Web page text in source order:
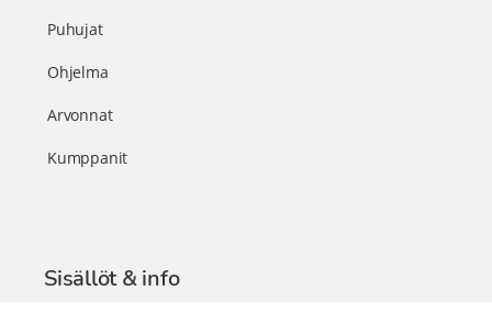
Puhujat
Ohjelma
Arvonnat
Kumppanit
Sisällöt & info